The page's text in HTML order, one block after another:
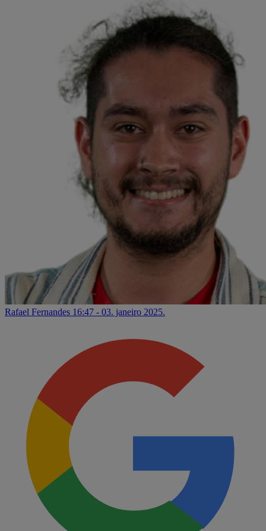
Rafael Fernandes 16:47 - 03. janeiro 2025.